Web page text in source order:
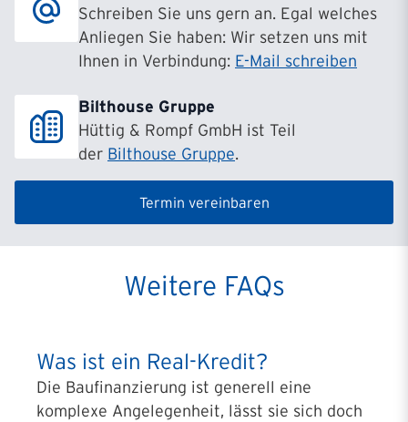
Schreiben Sie uns gern an. Egal welches
Anliegen Sie haben: Wir setzen uns mit
Ihnen in Verbindung: E-Mail schreiben
Bilthouse Gruppe
Hüttig & Rompf GmbH ist Teil
der Bilthouse Gruppe.
Termin vereinbaren
Weitere FAQs
Was ist ein Real-Kredit?
Die Baufinanzierung ist generell eine
komplexe Angelegenheit, lässt sie sich doch